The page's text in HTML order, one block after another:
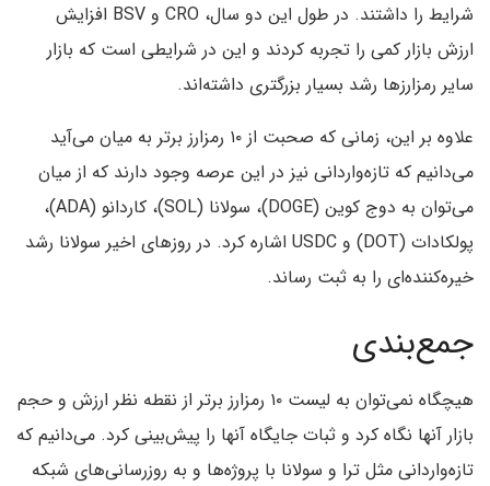
شرایط را داشتند. در طول این دو سال، CRO و BSV افزایش
ارزش بازار کمی را تجربه کردند و این در شرایطی است که بازار
سایر رمزارزها رشد بسیار بزرگتری داشته‌اند.
علاوه بر این، زمانی که صحبت از ۱۰ رمزارز برتر به میان می‌آید
می‌دانیم که تازه‌واردانی نیز در این عرصه وجود دارند که از میان
می‌توان به دوج کوین (DOGE)، سولانا (SOL)، کاردانو (ADA)،
پولکادات (DOT) و USDC اشاره کرد. در روزهای اخیر سولانا رشد
خیره‌کننده‌ای را به ثبت رساند.
جمع‌بندی
هیچگاه نمی‌توان به لیست ۱۰ رمزارز برتر از نقطه نظر ارزش و حجم
بازار آنها نگاه کرد و ثبات جایگاه آنها را پیش‌بینی کرد. می‌دانیم که
تازه‌واردانی مثل ترا و سولانا با پروژه‌ها و به روزرسانی‌های شبکه